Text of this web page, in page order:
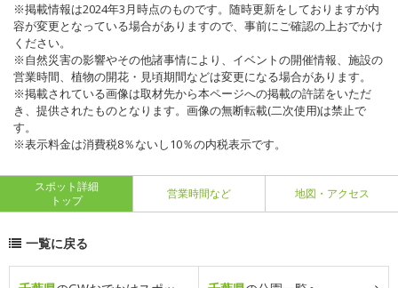
※掲載情報は2024年3月時点のものです。随時更新をしておりますが内
容が変更となっている場合がありますので、事前にご確認の上おでかけ
ください。
※自然災害の影響やその他諸事情により、イベントの開催情報、施設の
営業時間、植物の開花・見頃期間などは変更になる場合があります。
※掲載されている画像は取材先から本ページへの掲載の許諾をいただ
き、提供されたものとなります。画像の無断転載(二次使用)は禁止で
す。
※表示料金は消費税8％ないし10％の内税表示です。
スポット詳細
トップ
営業時間など 地図・アクセス
一覧に戻る